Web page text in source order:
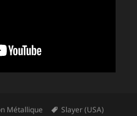
Métallique
Mots-
Slayer (USA)